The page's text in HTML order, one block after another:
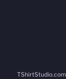
TShirtStudio.com